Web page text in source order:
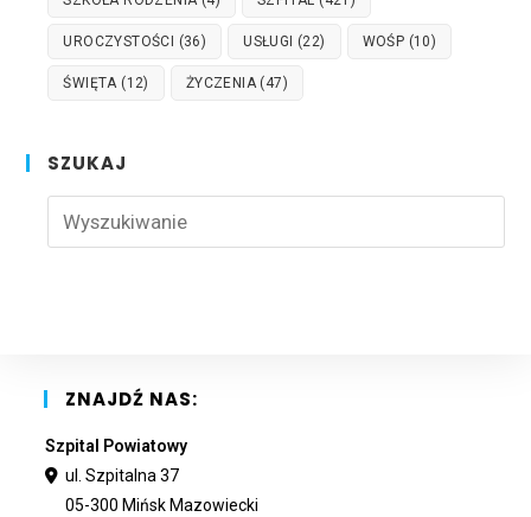
UROCZYSTOŚCI (36) USŁUGI (22) WOŚP (10)
ŚWIĘTA(12) ŻYCZENIA(47)
SZUKAJ
ZNAJDŹ NAS:
Szpital Powiatowy
ul. Szpitalna 37
05-300 Mińsk Mazowiecki